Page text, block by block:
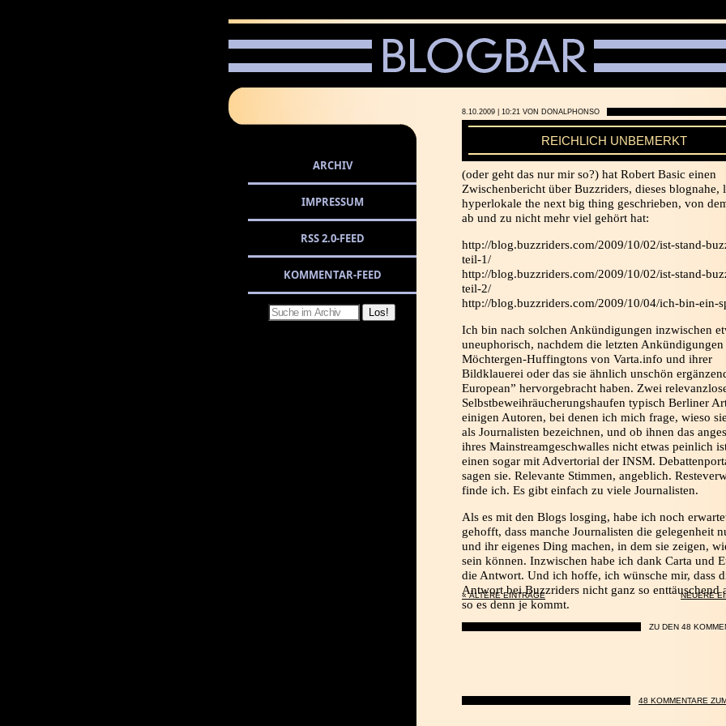
8.10.2009 | 10:21 VON DONALPHONSO
REICHLICH UNBEMERKT
(oder geht das nur mir so?) hat Robert Basic einen
Zwischenbericht über Buzzriders, dieses blognahe,
hyperlokale the next big thing geschrieben, von
ab und zu nicht mehr viel gehört hat:
http://blog.buzzriders.com/2009/10/02/ist-stand-
teil-1/
http://blog.buzzriders.com/2009/10/02/ist-stand-
teil-2/
http://blog.buzzriders.com/2009/10/04/ich-bin-ein-
Ich bin nach solchen Ankündigungen inzwischen
uneuphorisch, nachdem die letzten
Möchtergen-Huffingtons von Varta.info und ihrer
Bildklauerei oder das sie ähnlich unschön
European” hervorgebracht haben. Zwei
Selbstbeweihräucherungshaufen typisch Berliner
einigen Autoren, bei denen ich mich frage, wieso
als Journalisten bezeichnen, und ob ihnen das
ihres Mainstreamgeschwalles nicht etwas peinlich
einen sogar mit Advertorial der INSM.
sagen sie. Relevante Stimmen, angeblich.
finde ich. Es gibt einfach zu viele Journalisten.
Als es mit den Blogs losging, habe ich noch
gehofft, dass manche Journalisten die gelegenheit
und ihr eigenes Ding machen, in dem sie zeigen,
sein können. Inzwischen habe ich dank Carta und
die Antwort. Und ich hoffe, ich wünsche mir, dass
Antwort bei Buzzriders nicht ganz so enttäuschend
so es denn je kommt.
ZU DEN 48
« ÄLTERE EINTRÄGE NEUERE
48 KOMMENTARE
ARCHIV
IMPRESSUM
RSS 2.0-FEED
KOMMENTAR-FEED